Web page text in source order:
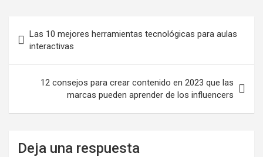
de
entradas
Las 10 mejores herramientas tecnológicas para aulas
interactivas
12 consejos para crear contenido en 2023 que las
marcas pueden aprender de los influencers
Deja una respuesta